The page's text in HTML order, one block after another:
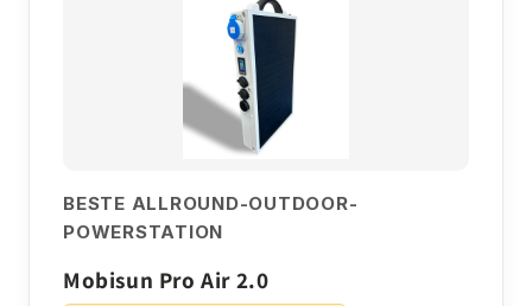
BESTE ALLROUND-OUTDOOR-
POWERSTATION
Mobisun Pro Air 2.0